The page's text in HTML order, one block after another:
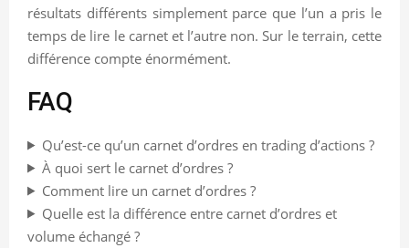
résultats différents simplement parce que l’un a pris le
temps de lire le carnet et l’autre non. Sur le terrain, cette
différence compte énormément.
FAQ
Qu’est-ce qu’un carnet d’ordres en trading d’actions ?
À quoi sert le carnet d’ordres ?
Comment lire un carnet d’ordres ?
Quelle est la différence entre carnet d’ordres et
volume échangé ?